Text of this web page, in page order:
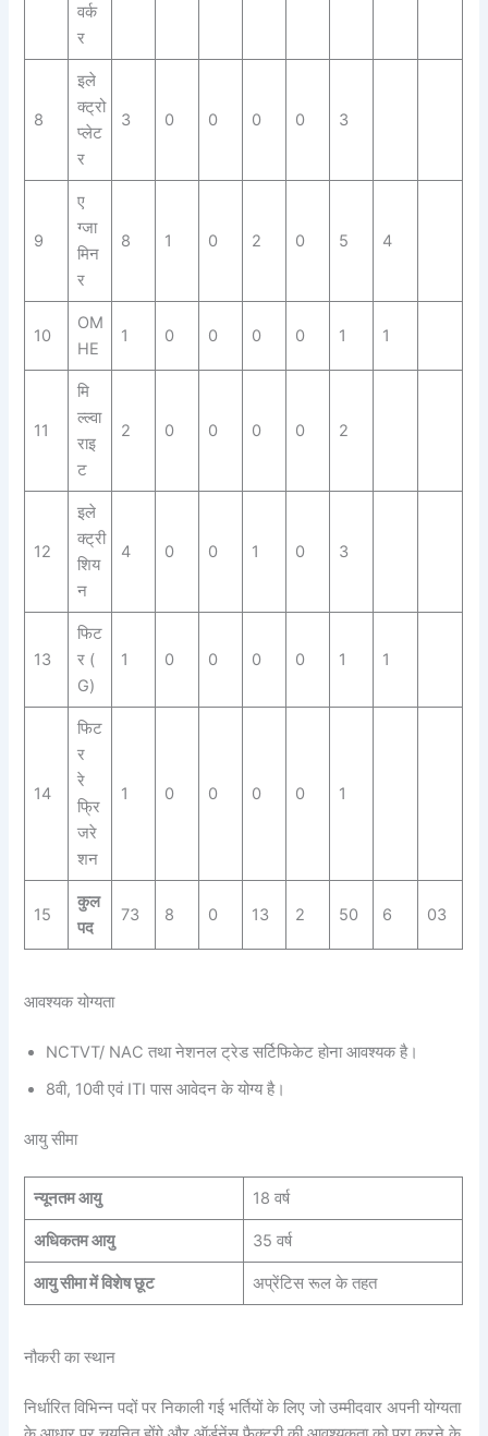
वर्क
र
8
इले
क्ट्रो
प्लेट
र
3 0 0 0 0 3
9
ए
ग्जा
मिन
र
8 1 0 2 0 5 4
10
OM
HE
1 0 0 0 0 1 1
11
मि
ल्ल्वा
राइ
ट
2 0 0 0 0 2
12
इले
क्ट्री
शिय
न
4 0 0 1 0 3
13
फिट
र (
G)
1 0 0 0 0 1 1
14
फिट
र
रे
फ्रि
जरे
शन
1 0 0 0 0 1
15
कुल
पद
73 8 0 13 2 50 6 03
आवश्यक योग्यता
NCTVT/ NAC तथा नेशनल ट्रेड सर्टिफिकेट होना आवश्यक है।
8वी, 10वी एवं ITI पास आवेदन के योग्य है।
आयु सीमा
न्यूनतम आयु 18 वर्ष
अधिकतम आयु 35 वर्ष
आयु सीमा में विशेष छूट अप्रेंटिस रूल के तहत
नौकरी का स्थान
निर्धारित विभिन्न पदों पर निकाली गई भर्तियों के लिए जो उम्मीदवार अपनी योग्यता